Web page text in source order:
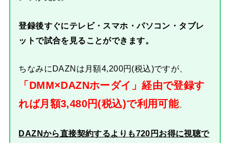
登録後すぐにテレビ・スマホ・パソコン・タブレ
ットで試合を見ることができます。
ちなみにDAZNは月額4,200円(税込)ですが、
「DMM×DAZNホーダイ」経由で登録す
れば月額3,480円(税込)で利用可能。
DAZNから直接契約するよりも720円お得に視聴で